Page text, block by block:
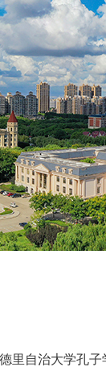
里自治大学孔